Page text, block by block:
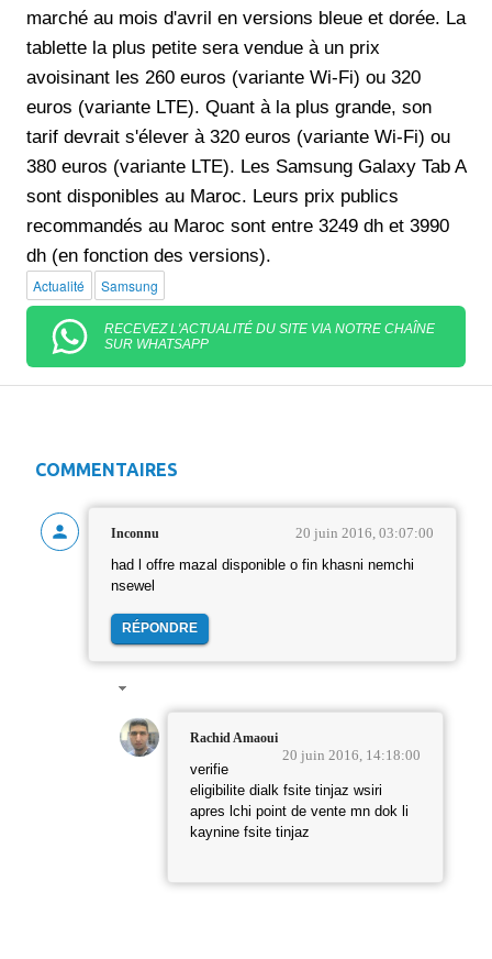
marché au mois d'avril en versions bleue et dorée. La
tablette la plus petite sera vendue à un prix
avoisinant les 260 euros (variante Wi-Fi) ou 320
euros (variante LTE). Quant à la plus grande, son
tarif devrait s'élever à 320 euros (variante Wi-Fi) ou
380 euros (variante LTE). Les Samsung Galaxy Tab A
sont disponibles au Maroc. Leurs prix publics
recommandés au Maroc sont entre 3249 dh et 3990
dh (en fonction des versions).
Actualité Samsung
RECEVEZ L'ACTUALITÉ DU SITE VIA NOTRE CHAÎNE
SUR WHATSAPP
COMMENTAIRES
Inconnu 20 juin 2016, 03:07:00
had l offre mazal disponible o fin khasni nemchi
nsewel
RÉPONDRE
Rachid Amaoui
20 juin 2016, 14:18:00
verifie
eligibilite dialk fsite tinjaz wsiri
apres lchi point de vente mn dok li
kaynine fsite tinjaz